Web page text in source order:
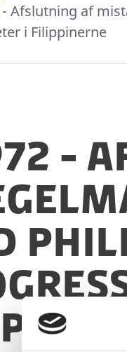
- Afslutning af
i Filippinerne